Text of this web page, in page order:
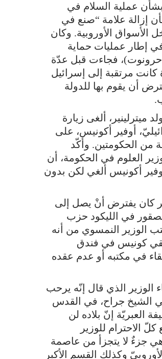
عملية السلام في
إزالة علامة “صنع في
الأوروبية. وكان
إطار عمليات حماية
أحرونوت)، فجاءت قبل عدّة
كانت مرتقبة إلى إسرائيل
أن يقوم بها للدولة
ميترلينير، ألغى زيارة
أوفير أكونيس، على
من الحكومتين. وأكّد
العلوم في الحكومة، أن
أوفير أكونيس ألغي لكن بدون
كان يفترض أنْ يصل إلى
في الليكود حزب
الوزير النمسوي من أنه
خطوط 1967، واقترح أن يلتقي كونيس في فندق
في مكتبه أو عدم عقده
الوزير الذي قال إنّه يرحب
الشيخ جراح، في القدس
العبريّة إنّ بلاده لن
الاحترام للوزير
جزءٌ لا يتجزأ من عاصمة
وكذلك القسم الأكبر